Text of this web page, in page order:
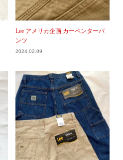
Lee アメリカ企画 カーペンターパ
ンツ
2024.02.09